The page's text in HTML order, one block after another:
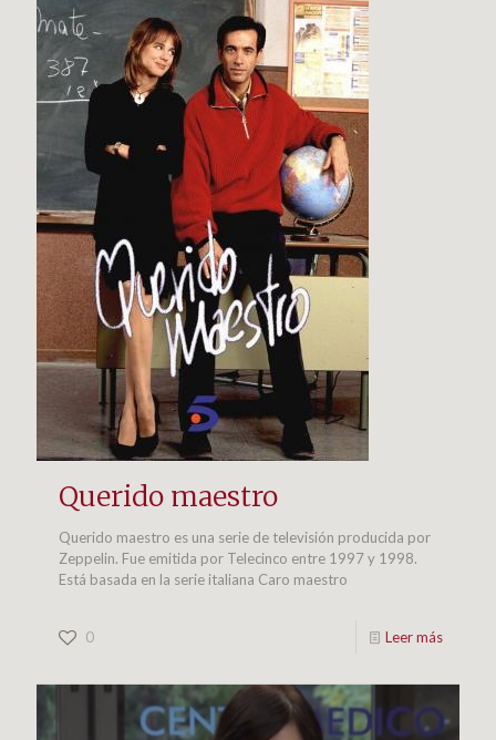
Querido maestro
Querido maestro es una serie de televisión producida por
Zeppelin. Fue emitida por Telecinco entre 1997 y 1998.
Está basada en la serie italiana Caro maestro
0 Leer más